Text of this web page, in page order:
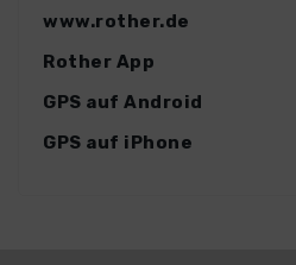
www.rother.de
Rother App
GPS auf Android
GPS auf iPhone